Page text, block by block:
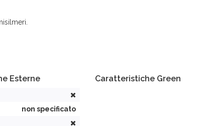
Esterne
non specificato
Caratteristiche Green